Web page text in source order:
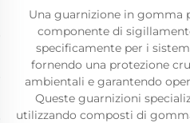
Una guarnizione in gomma
componente di
specificamente per i
fornendo una protezione
ambientali e garantendo
Queste guarnizioni
utilizzando composti di